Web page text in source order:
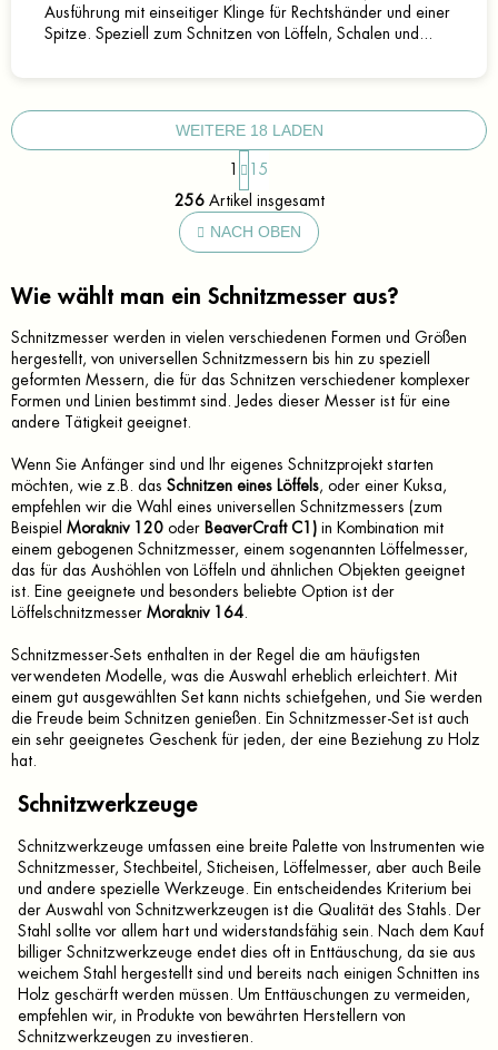
Ausführung mit einseitiger Klinge für Rechtshänder und einer
Spitze. Speziell zum Schnitzen von Löffeln, Schalen und...
S
t
e
u
r
l
e
m
e
e
d
e
r
L
i
s
WEITERE 18 LADEN
P
a
g
i
n
i
r
u
g
15
256Artikel insgesamt
NACH OBEN
Wie wählt man ein Schnitzmesser aus?
Schnitzmesser werden in vielen verschiedenen Formen und Größen
hergestellt, von universellen Schnitzmessern bis hin zu speziell
geformten Messern, die für das Schnitzen verschiedener komplexer
Formen und Linien bestimmt sind. Jedes dieser Messer ist für eine
andere Tätigkeit geeignet.
Wenn Sie Anfänger sind und Ihr eigenes Schnitzprojekt starten
möchten, wie z.B. das Schnitzen eines Löffels, oder einer Kuksa,
empfehlen wir die Wahl eines universellen Schnitzmessers (zum
Beispiel Morakniv 120 oder BeaverCraft C1) in Kombination mit
einem gebogenen Schnitzmesser, einem sogenannten Löffelmesser,
das für das Aushöhlen von Löffeln und ähnlichen Objekten geeignet
ist. Eine geeignete und besonders beliebte Option ist der
Löffelschnitzmesser Morakniv 164
Schnitzmesser-Sets enthalten in der Regel die am häufigsten
verwendeten Modelle, was die Auswahl erheblich erleichtert. Mit
einem gut ausgewählten Set kann nichts schiefgehen, und Sie werden
die Freude beim Schnitzen genießen. Ein Schnitzmesser-Set ist auch
ein sehr geeignetes Geschenk für jeden, der eine Beziehung zu Holz
hat.
Schnitzwerkzeuge
Schnitzwerkzeuge umfassen eine breite Palette von Instrumenten wie
Schnitzmesser, Stechbeitel, Sticheisen, Löffelmesser, aber auch Beile
und andere spezielle Werkzeuge. Ein entscheidendes Kriterium bei
der Auswahl von Schnitzwerkzeugen ist die Qualität des Stahls. Der
Stahl sollte vor allem hart und widerstandsfähig sein. Nach dem Kauf
billiger Schnitzwerkzeuge endet dies oft in Enttäuschung, da sie aus
weichem Stahl hergestellt sind und bereits nach einigen Schnitten ins
Holz geschärft werden müssen. Um Enttäuschungen zu vermeiden,
empfehlen wir, in Produkte von bewährten Herstellern von
Schnitzwerkzeugen zu investieren.